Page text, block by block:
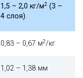
1,5 – 2,0 кг/м2 (3 –
4 слоя)
0,83 – 0,67 м2/кг
1,02 – 1,38 мм